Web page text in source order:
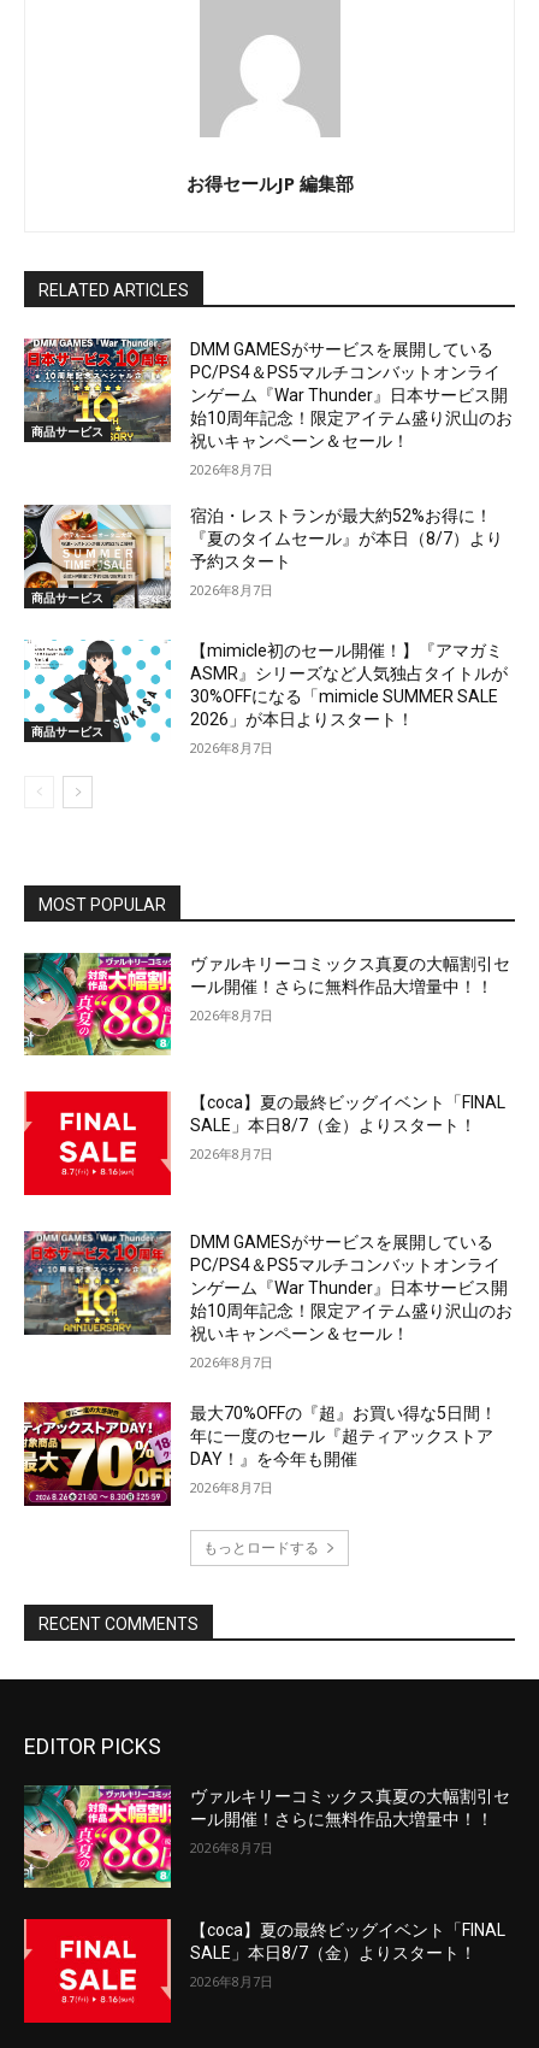
EDITOR PICKS
ヴァルキリーコミックス真夏の大幅割引セ
ール開催！さらに無料作品大増量中！！
2026年8月7日
【coca】夏の最終ビッグイベント「FINAL
SALE」本日8/7（金）よりスタート！
2026年8月7日